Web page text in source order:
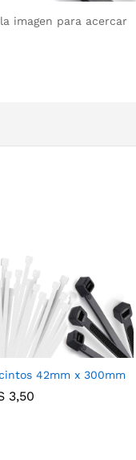
imagen para acercar
42mm x 300mm
3,50
3,50